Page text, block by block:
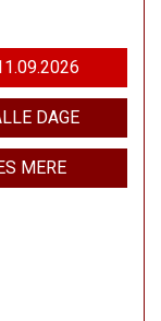
11.09.2026
DAGE
MERE